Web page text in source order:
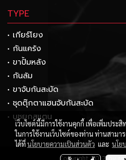
TYPE
• เกียร์โยง
• กันแคร้ง
• ขาปั้มหลัง
• กันล้ม
• ขาจับกันสะบัด
• ชุดตุ๊กตาแฮนจับกันสะบัด
• บูชยกสแตน
เว็บไซต์นี้มีการใช้งานคุกกี้ เพื่อเพิ่มปร
ในการใช้งานเว็บไซต์ของท่าน ท่านสามา
ได้ที่นโยบายความเป็นส่วนตัว และ นโย